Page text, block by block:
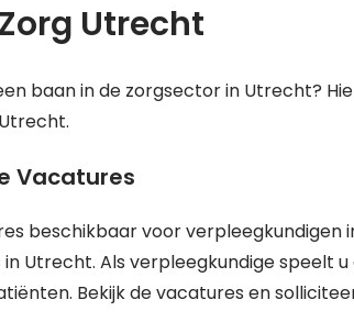
Utrecht
baan in de zorgsector in Utrecht?
Vacatures
beschikbaar voor verpleegkundigen
Utrecht. Als verpleegkundige speelt
Bekijk de vacatures en